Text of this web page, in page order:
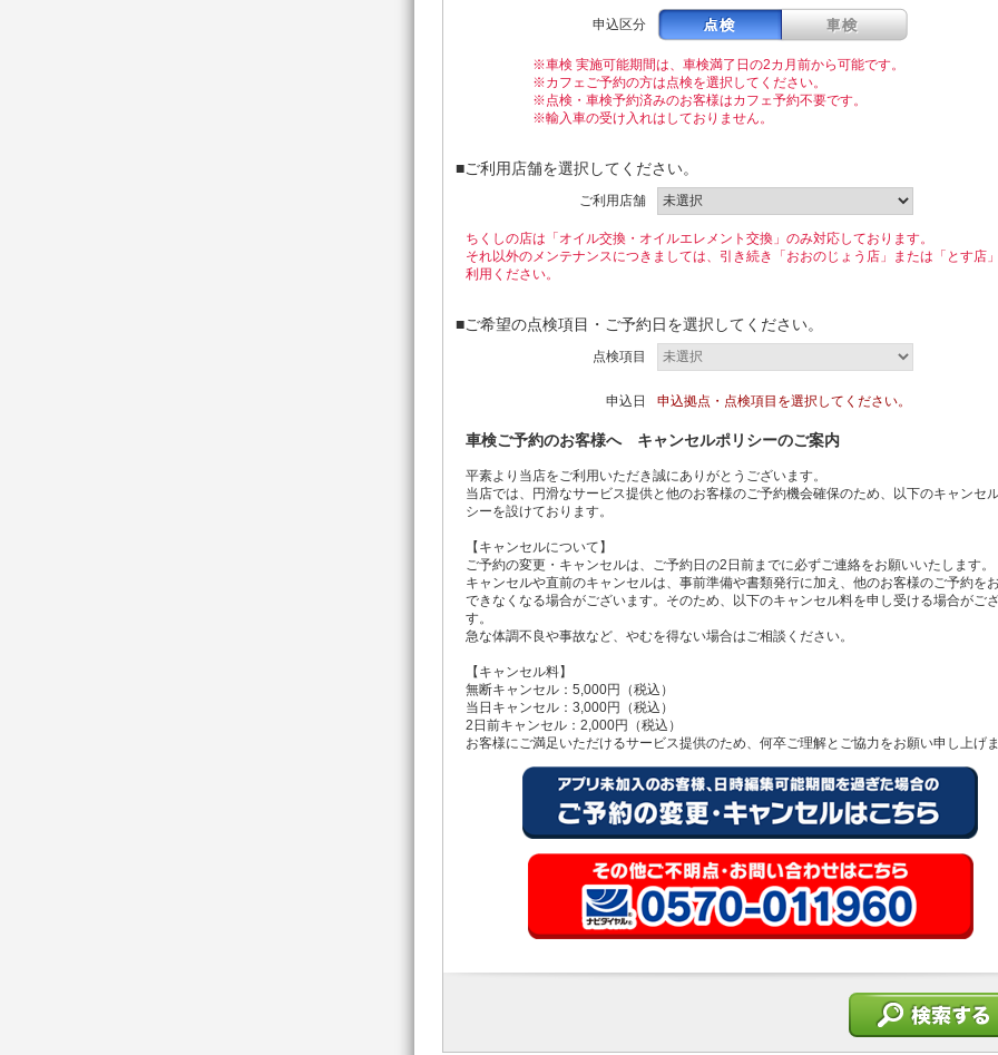
申込区分
※車検 実施可能期間は、車検満了日の2カ月前から可能です。
※カフェご予約の方は点検を選択してください。
※点検・車検予約済みのお客様はカフェ予約不要です。
※輸入車の受け入れはしておりません。
■ご利用店舗を選択してください。
ご利用店舗
ちくしの店は「オイル交換・オイルエレメント交換」のみ対応しております。
それ以外のメンテナンスにつきましては、引き続き「おおのじょう店」または「とす店
利用ください。
■ご希望の点検項目・ご予約日を選択してください。
点検項目
申込日 申込拠点・点検項目を選択してください。
車検ご予約のお客様へ キャンセルポリシーのご案内
平素より当店をご利用いただき誠にありがとうございます。
当店では、円滑なサービス提供と他のお客様のご予約機会確保のため、以下のキャンセ
シーを設けております。
【キャンセルについて】
ご予約の変更・キャンセルは、ご予約日の2日前までに必ずご連絡をお願いいたします。
キャンセルや直前のキャンセルは、事前準備や書類発行に加え、他のお客様のご予約を
できなくなる場合がございます。そのため、以下のキャンセル料を申し受ける場合がご
す。
急な体調不良や事故など、やむを得ない場合はご相談ください。
【キャンセル料】
無断キャンセル：5,000円（税込）
当日キャンセル：3,000円（税込）
2日前キャンセル：2,000円（税込）
お客様にご満足いただけるサービス提供のため、何卒ご理解とご協力をお願い申し上げ